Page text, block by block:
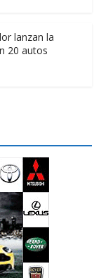
lanzan la
20 autos